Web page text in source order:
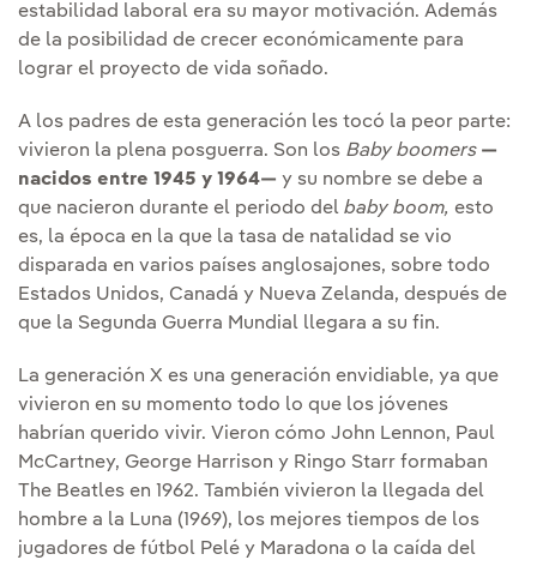
estabilidad laboral era su mayor motivación. Además
de la posibilidad de crecer económicamente para
lograr el proyecto de vida soñado.
A los padres de esta generación les tocó la peor parte:
vivieron la plena posguerra. Son los Baby boomers —
nacidos entre 1945 y 1964— y su nombre se debe a
que nacieron durante el periodo del baby boom, esto
es, la época en la que la tasa de natalidad se vio
disparada en varios países anglosajones, sobre todo
Estados Unidos, Canadá y Nueva Zelanda, después de
que la Segunda Guerra Mundial llegara a su fin.
La generación X es una generación envidiable, ya que
vivieron en su momento todo lo que los jóvenes
habrían querido vivir. Vieron cómo John Lennon, Paul
McCartney, George Harrison y Ringo Starr formaban
The Beatles en 1962. También vivieron la llegada del
hombre a la Luna (1969), los mejores tiempos de los
jugadores de fútbol Pelé y Maradona o la caída del